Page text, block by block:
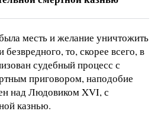
месть и желание уничтожить
безвредного, то, скорее всего, в
судебный процесс с
приговором, наподобие
над Людовиком ΧVI, с
казнью.